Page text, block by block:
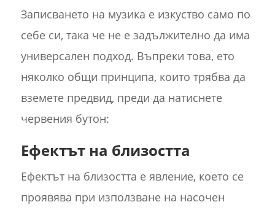
Записването на музика е изкуство само по
себе си, така че не е задължително да има
универсален подход. Въпреки това, ето
няколко общи принципа, които трябва да
вземете предвид, преди да натиснете
червения бутон:
Ефектът на близостта
Ефектът на близостта е явление, което се
проявява при използване на насочен